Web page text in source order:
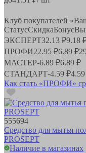
Клуб покупателей
СтатусСкидкаБонус
ЭКСПЕРТ32.13 ₽9.18
ПРОФИ22.95 ₽6.89 ₽
МАСТЕР-6.89 ₽6.89 ₽
СТАНДАРТ-4.59 ₽
Как стать «ПРОФИ»
555694
Средство для мытья
PROSEPT
Наличие в магазинах